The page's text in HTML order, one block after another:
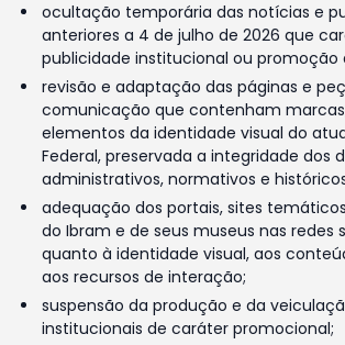
ocultação temporária das notícias e
anteriores a 4 de julho de 2026 que
publicidade institucional ou promoção
revisão e adaptação das páginas e
comunicação que contenham
elementos da identidade visual do
Federal, preservada a integridade dos
administrativos, normativos e
adequação dos portais, sites
do Ibram e de seus museus nas redes
quanto à identidade visual, aos
aos recursos de interação;
suspensão da produção e da
institucionais de caráter promocional;